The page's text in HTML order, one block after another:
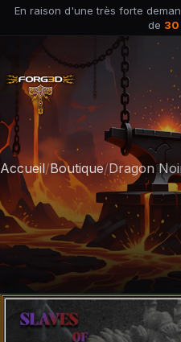
En raison d'une très forte
de 30
Accueil/Boutique/Dragon